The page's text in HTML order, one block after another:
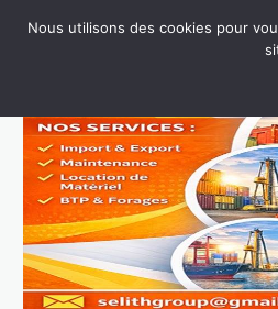
Nous utilisons des cookies pour